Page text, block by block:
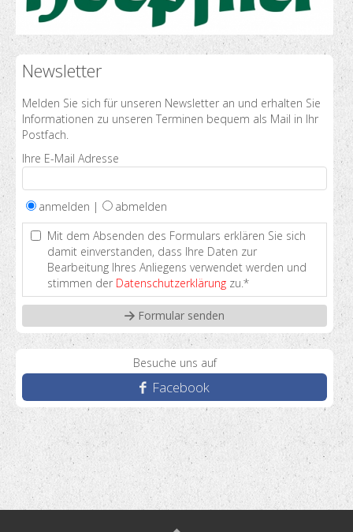
Newsletter
Melden Sie sich für unseren Newsletter an und erhalten Sie
Informationen zu unseren Terminen bequem als Mail in Ihr
Postfach.
Ihre E-Mail Adresse
anmelden |
abmelden
Mit dem Absenden des Formulars erklären Sie sich
damit einverstanden, dass Ihre Daten zur
Bearbeitung Ihres Anliegens verwendet werden und
stimmen der Datenschutzerklärung zu.*
Besuche uns auf
Facebook